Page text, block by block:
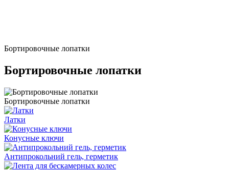
Бортировочные лопатки
Бортировочные лопатки
Бортировочные лопатки
Латки
Конусные ключи
Антипрокольний гель, герметик